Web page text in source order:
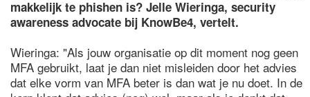
makkelijk te phishen is? Jelle Wieringa, security
awareness advocate bij KnowBe4, vertelt.
Wieringa: "Als jouw organisatie op dit moment nog geen
MFA gebruikt, laat je dan niet misleiden door het advies
dat elke vorm van MFA beter is dan wat je nu doet. In de